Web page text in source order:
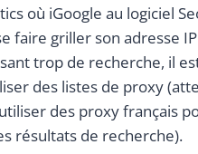
où iGoogle au logiciel
faire griller son adresse
trop de recherche, il
des listes de proxy
des proxy français
résultats de recherche).